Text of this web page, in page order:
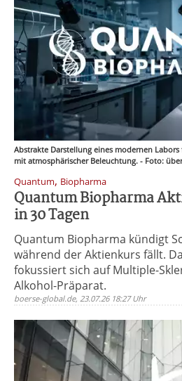
Abstrakte Darstellung eines modernen
mit atmosphärischer Beleuchtung. - Foto:
Quantum, Biopharma
Quantum Biopharma
in 30 Tagen
Quantum Biopharma kündigt
während der Aktienkurs fällt.
fokussiert sich auf Multiple-
Alkohol-Präparat.
boerse-global.de, 23.07.26 18:27 Uhr